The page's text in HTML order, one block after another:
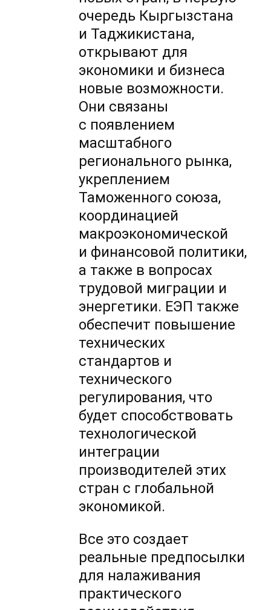
очередь Кыргызстана
и Таджикистана,
открывают для
экономики и бизнеса
новые возможности.
Они связаны
с появлением
масштабного
регионального рынка,
укреплением
Таможенного союза,
координацией
макроэкономической
и финансовой политики,
а также в вопросах
трудовой миграции и
энергетики. ЕЭП также
обеспечит повышение
технических
стандартов и
технического
регулирования, что
будет способствовать
технологической
интеграции
производителей этих
стран с глобальной
экономикой.
Все это создает
реальные предпосылки
для налаживания
практического